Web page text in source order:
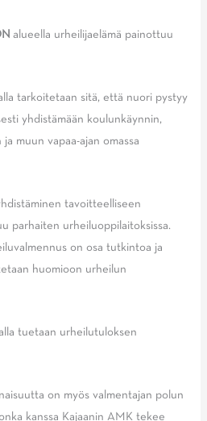
alueella urheilijaelämä painottuu
tarkoitetaan sitä, että nuori pystyy
yhdistämään koulunkäynnin,
muun vapaa-ajan omassa
tavoitteelliseen
parhaiten urheiluoppilaitoksissa.
on osa tutkintoa ja
huomioon urheilun
tuetaan urheilutuloksen
on myös valmentajan polun
kanssa Kajaanin AMK tekee